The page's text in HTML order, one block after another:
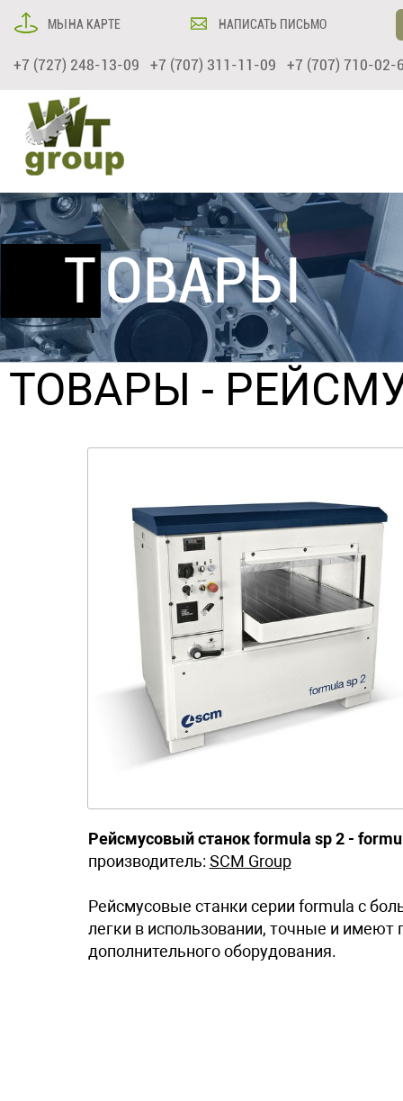
МЫ НА КАРТЕ НАПИСАТЬ ПИСЬМО
+7 (727) 248-13-09 +7 (707) 311-11-09 +7 (707) 710-02-
ТОВАРЫ
ТОВАРЫ -
Рейсмусовый станок formula sp 2 -
производитель: SCM Group
Рейсмусовые станки серии formula с
легки в использовании, точные и
дополнительного оборудования.